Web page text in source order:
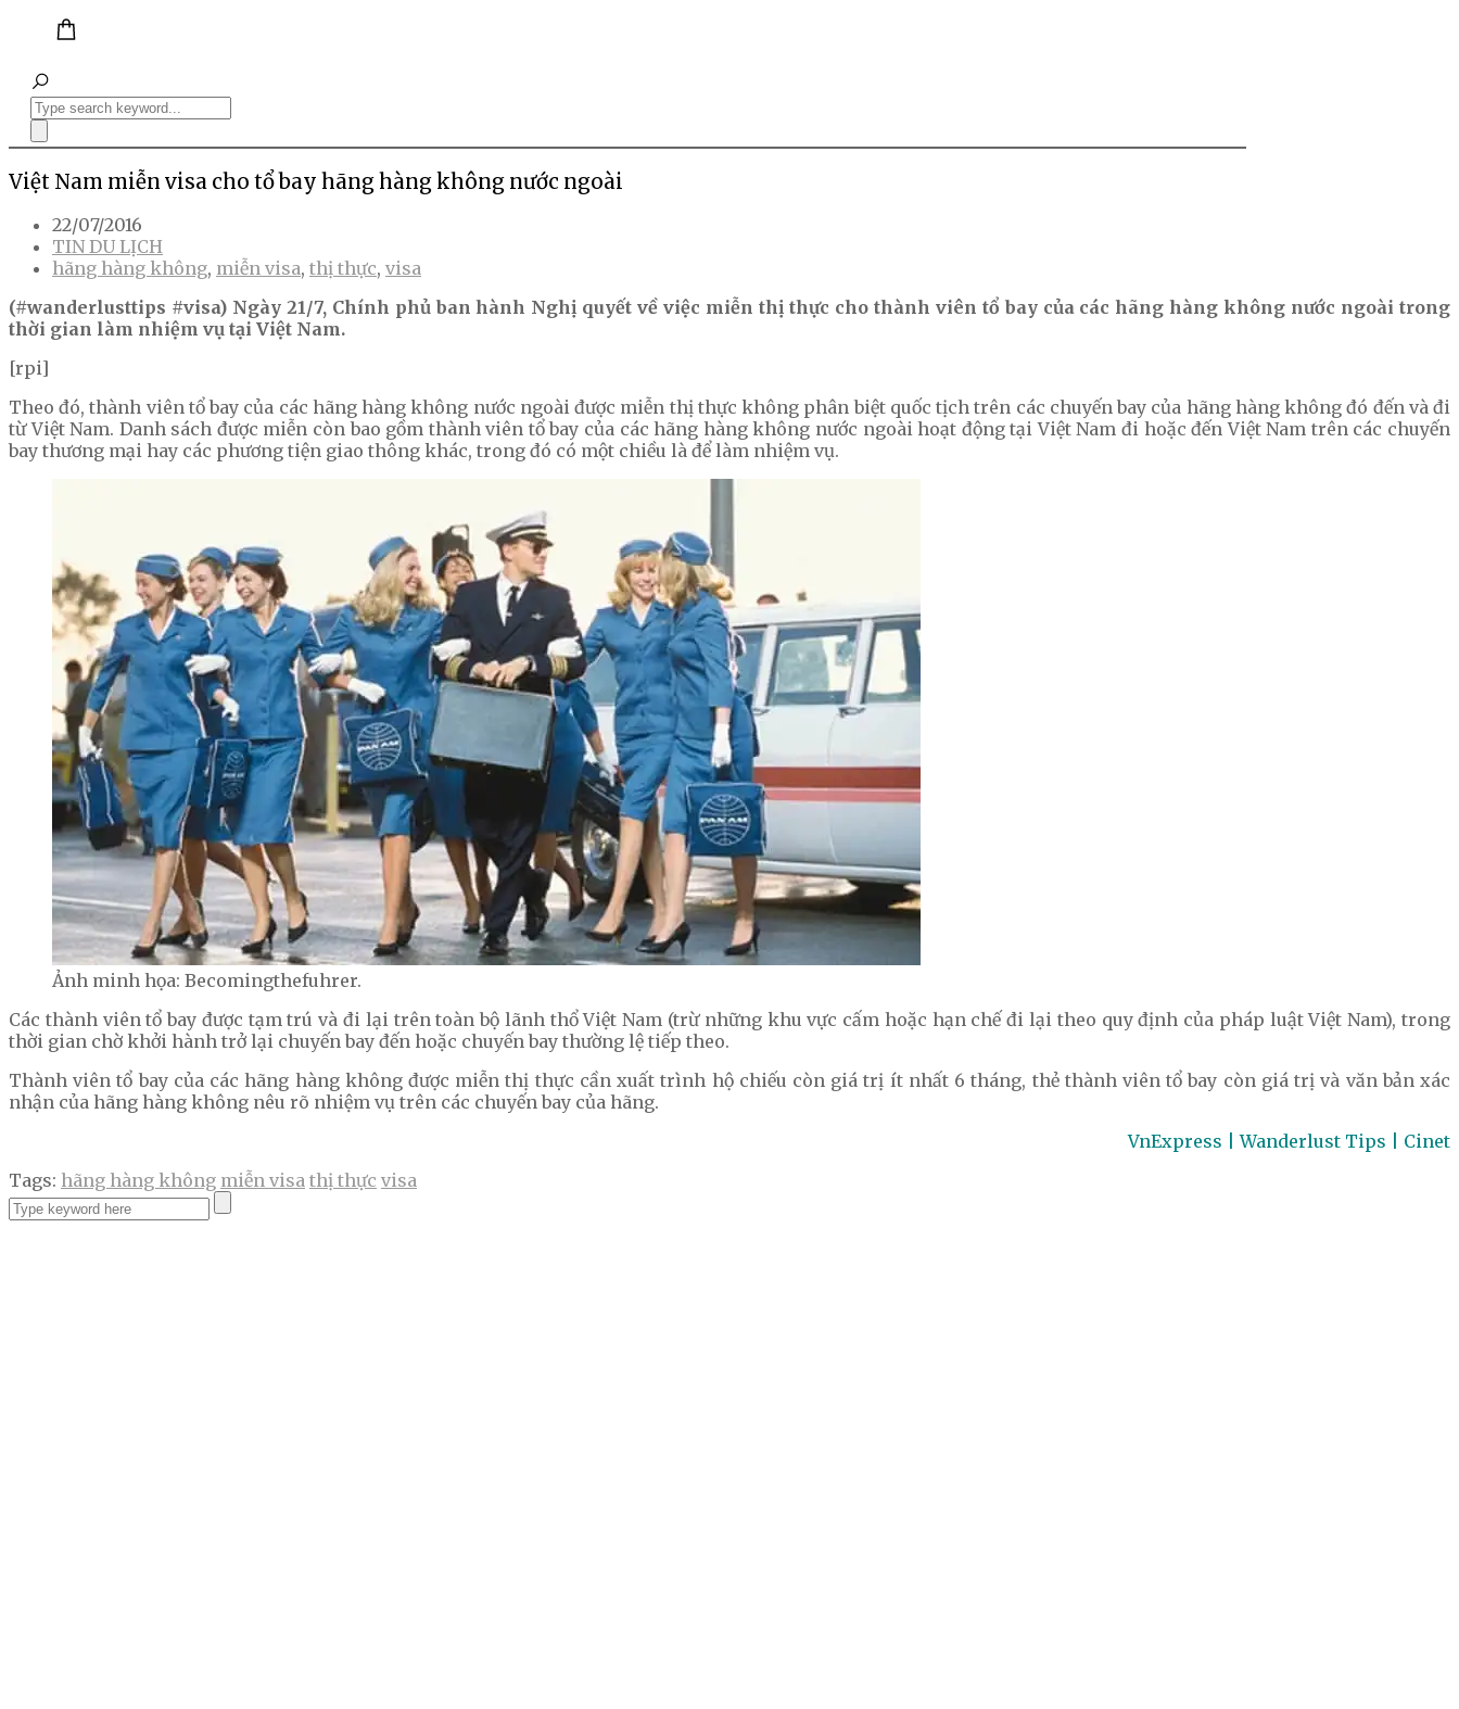
Việt Nam miễn visa cho tổ bay hãng hàng không nước ngoài
22/07/2016
TIN DU LỊCH
hãng hàng không, miễn visa, thị thực, visa
(#wanderlusttips #visa) Ngày 21/7, Chính phủ ban hành Nghị quyết về việc miễn thị thực cho thành viên tổ bay của các hãng hàng không nước ngoài trong
thời gian làm nhiệm vụ tại Việt Nam.
[rpi]
Theo đó, thành viên tổ bay của các hãng hàng không nước ngoài được miễn thị thực không phân biệt quốc tịch trên các chuyến bay của hãng hàng không đó đến và đi
từ Việt Nam. Danh sách được miễn còn bao gồm thành viên tổ bay của các hãng hàng không nước ngoài hoạt động tại Việt Nam đi hoặc đến Việt Nam trên các chuyến
bay thương mại hay các phương tiện giao thông khác, trong đó có một chiều là để làm nhiệm vụ.
Ảnh minh họa: Becomingthefuhrer.
Các thành viên tổ bay được tạm trú và đi lại trên toàn bộ lãnh thổ Việt Nam (trừ những khu vực cấm hoặc hạn chế đi lại theo quy định của pháp luật Việt Nam), trong
thời gian chờ khởi hành trở lại chuyến bay đến hoặc chuyến bay thường lệ tiếp theo.
Thành viên tổ bay của các hãng hàng không được miễn thị thực cần xuất trình hộ chiếu còn giá trị ít nhất 6 tháng, thẻ thành viên tổ bay còn giá trị và văn bản xác
nhận của hãng hàng không nêu rõ nhiệm vụ trên các chuyến bay của hãng.
VnExpress | Wanderlust Tips | Cinet
Tags: hãng hàng không miễn visa thị thực visa